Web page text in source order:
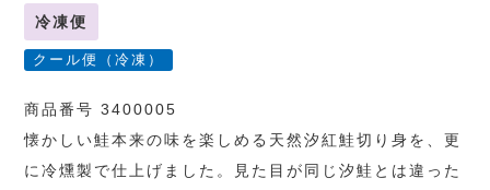
冷凍便
クール便（冷凍）
商品番号 3400005
懐かしい鮭本来の味を楽しめる天然汐紅鮭切り身を、更
に冷燻製で仕上げました。見た目が同じ汐鮭とは違った